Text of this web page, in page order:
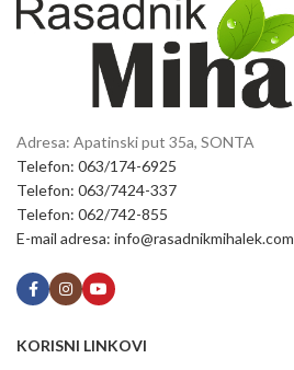
Adresa: Apatinski put 35a, SONTA
Telefon: 063/174-6925
Telefon: 063/7424-337
Telefon: 062/742-855
E-mail adresa: info@rasadnikmihalek.com
KORISNI LINKOVI